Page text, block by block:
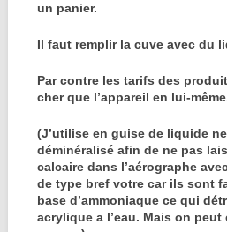
un panier.
Il faut remplir la cuve avec du
Par contre les tarifs des
cher que l’appareil en lui-
(J’utilise en guise de liquide
déminéralisé afin de ne pas
calcaire dans l’aérographe
de type bref votre car ils sont
base d’ammoniaque ce qui
acrylique a l’eau. Mais on